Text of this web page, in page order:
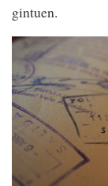
gintuen.